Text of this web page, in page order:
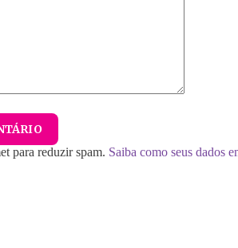
para reduzir spam. Saiba como seus dados